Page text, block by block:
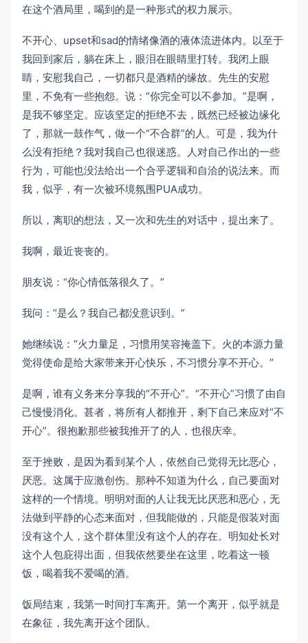
在这个酒局里，喝到的是一种形式的权力展示。
不开心、upset和sad的情绪像酒的液体流进体内。以至于
我回到家后，躺在床上，眼泪在眼睛里打转。我闭上眼
睛，安慰我自己，一切都只是酒精的缘故。先生的安慰
里，不免有一些抱怨。说：“你完全可以不参加。”是啊，
是我不够坚定。应该坚定的拒绝不去，既然已经被边缘化
了，那就一鼓作气，做一个“不合群”的人。可是，我为什
么没有拒绝？我对我自己也很迷惑。人对自己作出的一些
行为，可能也没法给出一个合乎逻辑和自洽的说法来。而
我，似乎，有一次被环境氛围PUA成功。
所以，离职的想法，又一次和先生的对话中，提出来了。
我啊，最近丧丧的。
朋友说：“你心情低落很久了。”
我问：“是么？我自己都没意识到。”
她继续说：“火力量足，习惯用笑容掩盖下。火的本源力量
觉得使命是给大家带来开心快乐，不习惯分享不开心。”
是啊，谁有义务来分享我的“不开心”。“不开心”习惯了由自
己慢慢消化。甚者，将所有人都推开，剩下自己来应对“不
开心”。很抱歉那些被我推开了的人，也很庆幸。
至于挫败，是因为看到某个人，依然自己觉得无比恶心，
厌恶。这属于应激创伤。那种不知道为什么，自己要面对
这样的一个情境。明明对面的人让我无比厌恶和恶心，无
法做到平静的心态来面对，但我能做的，只能是假装对面
没有这个人，这个群体里没有这个人的存在。明知处长对
这个人包庇得出面，但我依然要坐在这里，吃着这一顿
饭，喝着我不爱喝的酒。
饭局结束，我第一时间打车离开。第一个离开，似乎就是
在象征，我先离开这个团队。